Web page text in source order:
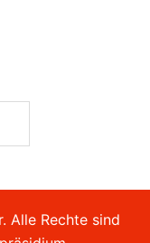
Alle Rechte sind